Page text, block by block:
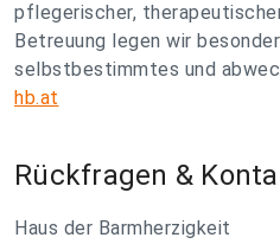
pflegerischer,
Betreuung legen wir
selbstbestimmtes und
hb.at
Rückfragen &
Haus der Barmherzigkeit